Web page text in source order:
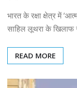
भारत के रक्षा क्षेत्र में
साहिल लूथरा के खिलाफ
READ MORE